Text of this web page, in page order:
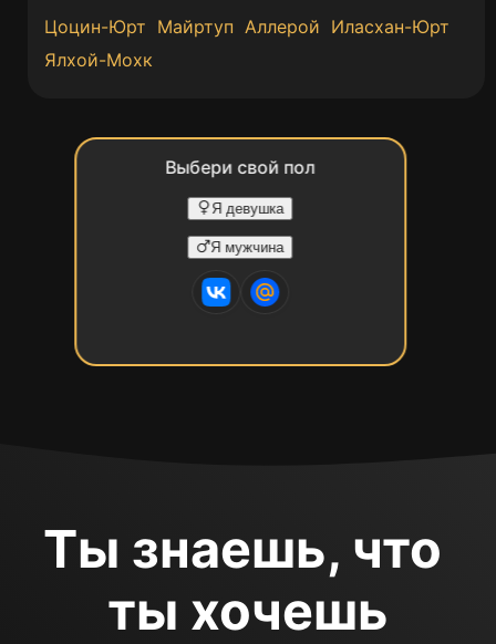
Цоцин-Юрт Майртуп Аллерой Иласхан-Юрт
Ялхой-Мохк
Выбери свой пол
Я девушка
Я мужчина
Ты знаешь, что
ты хочешь